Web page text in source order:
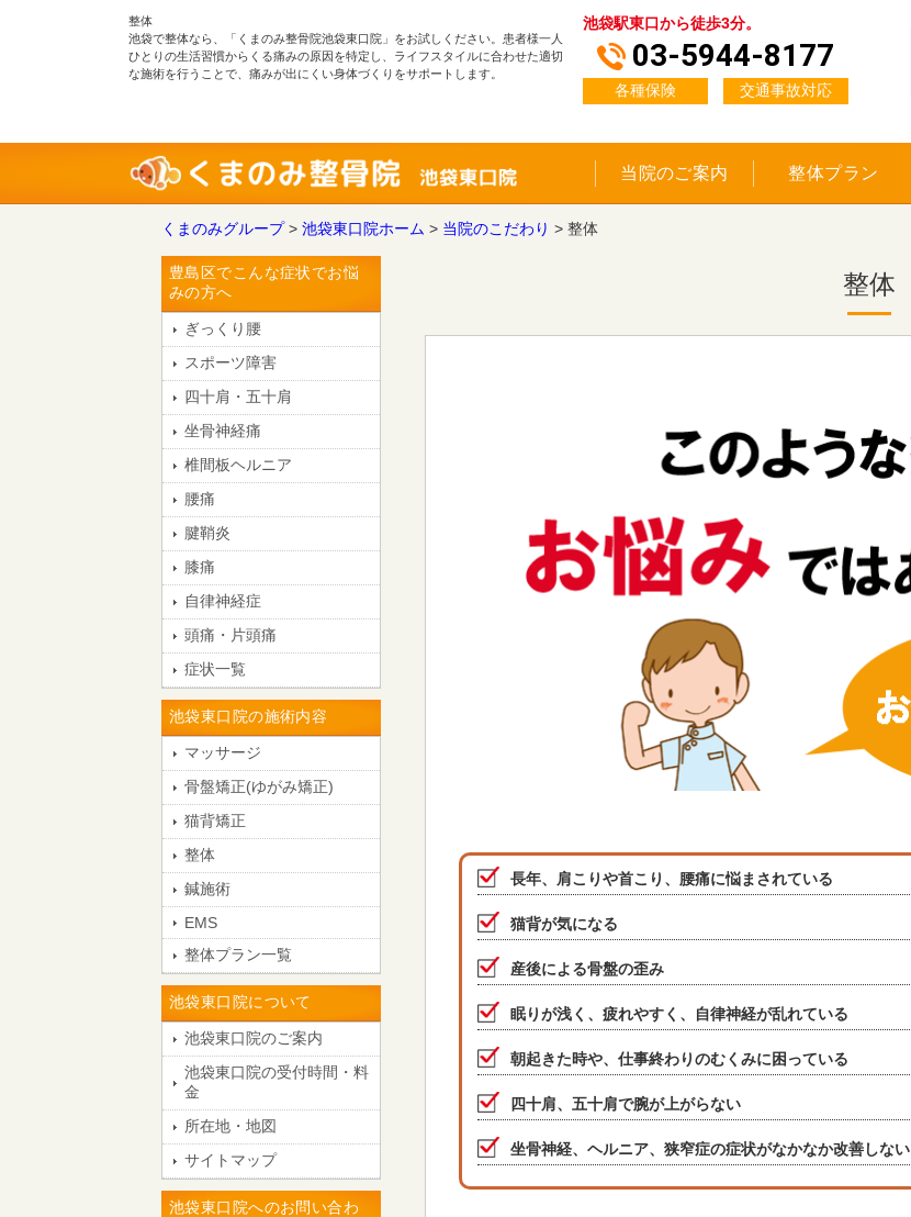
整体
池袋で整体なら、「くまのみ整骨院池袋東口院」をお試しください。患者様一人
ひとりの生活習慣からくる痛みの原因を特定し、ライフスタイルに合わせた適切
な施術を行うことで、痛みが出にくい身体づくりをサポートします。
池袋駅東口から徒歩3分。
03-5944-8177
各種保険 交通事故対応
当院のご案内 整体プラン
くまのみグループ> 池袋東口院ホーム > 当院のこだわり > 整体
整体
長年、肩こりや首こり、腰痛に悩まされている
猫背が気になる
産後による骨盤の歪み
眠りが浅く、疲れやすく、自律神経が乱れている
朝起きた時や、仕事終わりのむくみに困っている
四十肩、五十肩で腕が上がらない
坐骨神経、ヘルニア、狭窄症の症状がなかなか改善しない
豊島区でこんな症状でお悩
みの方へ
ぎっくり腰
スポーツ障害
四十肩・五十肩
坐骨神経痛
椎間板ヘルニア
腰痛
腱鞘炎
膝痛
自律神経症
頭痛・片頭痛
症状一覧
池袋東口院の施術内容
マッサージ
骨盤矯正(ゆがみ矯正)
猫背矯正
整体
鍼施術
EMS
整体プラン一覧
池袋東口院について
池袋東口院のご案内
池袋東口院の受付時間・料
金
所在地・地図
サイトマップ
池袋東口院へのお問い合わ